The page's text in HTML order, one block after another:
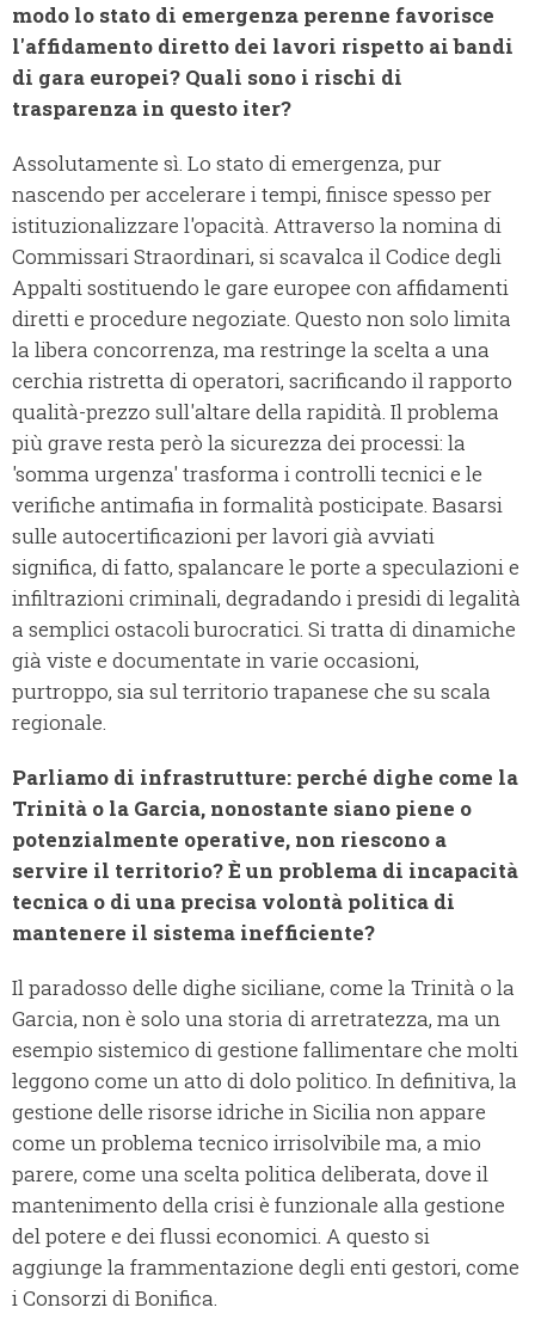
modo lo stato di emergenza perenne favorisce
l'affidamento diretto dei lavori rispetto ai bandi
di gara europei? Quali sono i rischi di
trasparenza in questo iter?
Assolutamente sì. Lo stato di emergenza, pur
nascendo per accelerare i tempi, finisce spesso per
istituzionalizzare l'opacità. Attraverso la nomina di
Commissari Straordinari, si scavalca il Codice degli
Appalti sostituendo le gare europee con affidamenti
diretti e procedure negoziate. Questo non solo limita
la libera concorrenza, ma restringe la scelta a una
cerchia ristretta di operatori, sacrificando il rapporto
qualità-prezzo sull'altare della rapidità. Il problema
più grave resta però la sicurezza dei processi: la
'somma urgenza' trasforma i controlli tecnici e le
verifiche antimafia in formalità posticipate. Basarsi
sulle autocertificazioni per lavori già avviati
significa, di fatto, spalancare le porte a speculazioni e
infiltrazioni criminali, degradando i presidi di legalità
a semplici ostacoli burocratici. Si tratta di dinamiche
già viste e documentate in varie occasioni,
purtroppo, sia sul territorio trapanese che su scala
regionale.
Parliamo di infrastrutture: perché dighe come la
Trinità o la Garcia, nonostante siano piene o
potenzialmente operative, non riescono a
servire il territorio? È un problema di incapacità
tecnica o di una precisa volontà politica di
mantenere il sistema inefficiente?
Il paradosso delle dighe siciliane, come la Trinità o la
Garcia, non è solo una storia di arretratezza, ma un
esempio sistemico di gestione fallimentare che molti
leggono come un atto di dolo politico. In definitiva, la
gestione delle risorse idriche in Sicilia non appare
come un problema tecnico irrisolvibile ma, a mio
parere, come una scelta politica deliberata, dove il
mantenimento della crisi è funzionale alla gestione
del potere e dei flussi economici. A questo si
aggiunge la frammentazione degli enti gestori, come
i Consorzi di Bonifica.